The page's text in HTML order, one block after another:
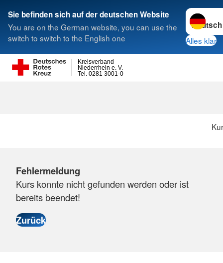
Sie befinden sich auf der deutschen Website
You are on the German website, you can use the
switch to switch to the English one
Sprache
Alles klar
Tel. 0281 3001-0
Niederrhein e. V.
Kreisverband
Suche
Fehlermeldung
Kurs konnte nicht gefunden werden oder ist
bereits beendet!